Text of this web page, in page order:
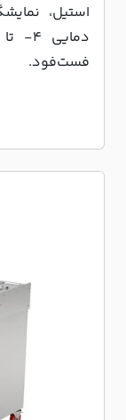
استیل،
فست‌فود.